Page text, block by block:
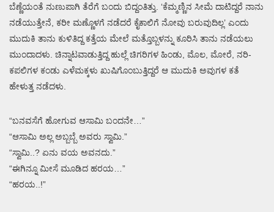
ಬೆಣ್ಣೆಯಂತೆ ನುಣುಪಾಗಿ ತೆರೆಗೆ ಬಂದು ಬಿದ್ದಂತಿತ್ತು. ‘ಕೆಮ್ಮಣ್ಣಿನ ಸೀಮೆ ದಾಟಿದ್ದರೆ ನಾನು
ನಡೆಯುತ್ತೇನೆ, ಕರೀ ಮಣ್ಣೊಳಗೆ ನಡೆದರೆ ಕೈಕಾಲಿಗೆ ನೋವು ಬರುವುದಿಲ್ಲ’ ಎಂದು
ಮುದುಕಿ ತಾನು ಕುಳಿತಿದ್ದ ಕತ್ತೆಯ ಮೇಲೆ ಮತ್ತೊಬ್ಬಳನ್ನು ಕೂರಿಸಿ ತಾನು ನಡೆಯಲು
ಮುಂದಾದಳು. ಚಿನ್ನಾಟವಾಡುತ್ತಿದ್ದ ಹುಲ್ಲೆ ಚಿಗರಿಗಳ ಹಿಂಡು, ಮೊಲ, ಮೋರೆ, ನರಿ-
ಕಪಲಿಗಳ ಕಂಡು ಎಳೆಮಕ್ಕಳು ಖುಷಿಗೊಂಬುತ್ತಿದ್ದರೆ ಆ ಮುದುಕಿ ಅವುಗಳ ಕತೆ
ಹೇಳುತ್ತ ನಡೆದಳು.
“ಬನವಸೆಗೆ ಹೋಗುವ ಆಸಾಮಿ ಬಂದನೇ…”
“ಆಸಾಮಿ ಅಲ್ಲ ಅಬ್ಬಬ್ಬೆ ಅವರು ಸ್ವಾಮಿ.”
“ಸ್ವಾಮಿ..? ಏನು ವಯ ಅವನದು.”
“ಈಗಿನ್ನೂ ಮೀಸೆ ಮೂಡಿದ ಹರಯ…”
“ಹರಯ..!”